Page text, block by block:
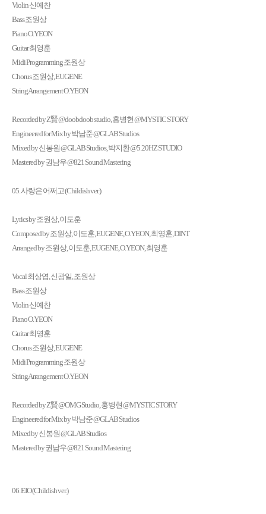
Violin 신예찬
Bass 조원상
Piano O.YEON
Guitar 최영훈
Midi Programming 조원상
Chorus 조원상, EUGENE
String Arrangement O.YEON
Recorded by Z賢 @doobdoob studio, 홍병현 @MYSTIC STORY
Engineered for Mix by 박남준 @GLAB Studios
Mixed by 신봉원 @GLAB Studios, 박지환 @5.20HZ STUDIO
Mastered by 권남우 @821 Sound Mastering
05. 사랑은 어쩌고 (Childish ver.)
Lyrics by 조원상, 이도훈
Composed by 조원상, 이도훈, EUGENE, O.YEON, 최영훈, DINT
Arranged by 조원상, 이도훈, EUGENE, O.YEON, 최영훈
Vocal 최상엽, 신광일, 조원상
Bass 조원상
Violin 신예찬
Piano O.YEON
Guitar 최영훈
Chorus 조원상, EUGENE
Midi Programming 조원상
String Arrangement O.YEON
Recorded by Z賢 @OMG Studio, 홍병현 @MYSTIC STORY
Engineered for Mix by 박남준 @GLAB Studios
Mixed by 신봉원 @GLAB Studios
Mastered by 권남우 @821 Sound Mastering
06. EIO (Childish ver.)